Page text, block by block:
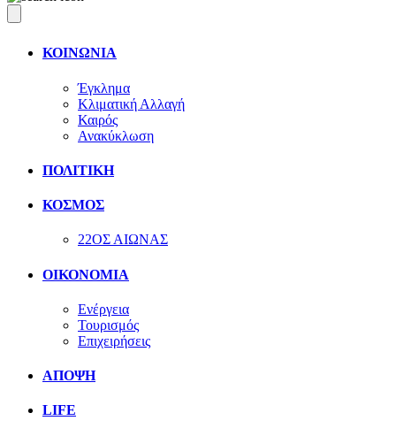
ΚΟΙΝΩΝΙΑ
Έγκλημα
Κλιματική Αλλαγή
Καιρός
Ανακύκλωση
ΠΟΛΙΤΙΚΗ
ΚΟΣΜΟΣ
22ΟΣ ΑΙΩΝΑΣ
ΟΙΚΟΝΟΜΙΑ
Ενέργεια
Τουρισμός
Επιχειρήσεις
ΑΠΟΨΗ
LIFE